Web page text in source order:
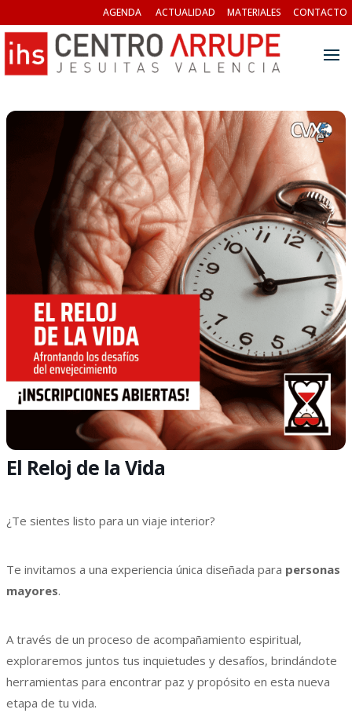
AGENDA ACTUALIDAD MATERIALES CONTACTO
El Reloj de la Vida
¿Te sientes listo para un viaje interior?
Te invitamos a una experiencia única diseñada para personas
mayores.
A través de un proceso de acompañamiento espiritual,
exploraremos juntos tus inquietudes y desafíos, brindándote
herramientas para encontrar paz y propósito en esta nueva
etapa de tu vida.